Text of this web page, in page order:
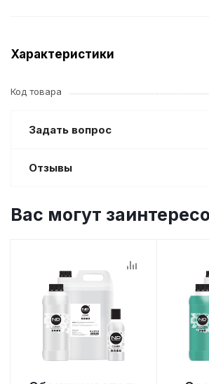
Характеристики
Код товара
Задать вопрос
Отзывы
Вас могут